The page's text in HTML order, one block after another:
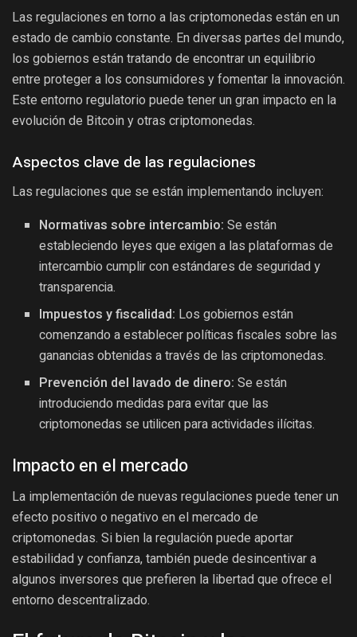
Las regulaciones en torno a las criptomonedas están en un
estado de cambio constante. En diversas partes del mundo,
los gobiernos están tratando de encontrar un equilibrio
entre proteger a los consumidores y fomentar la innovación.
Este entorno regulatorio puede tener un gran impacto en la
evolución de Bitcoin y otras criptomonedas.
Aspectos clave de las regulaciones
Las regulaciones que se están implementando incluyen:
Normativas sobre intercambio: Se están
estableciendo leyes que exigen a las plataformas de
intercambio cumplir con estándares de seguridad y
transparencia.
Impuestos y fiscalidad: Los gobiernos están
comenzando a establecer políticas fiscales sobre las
ganancias obtenidas a través de las criptomonedas.
Prevención del lavado de dinero: Se están
introduciendo medidas para evitar que las
criptomonedas se utilicen para actividades ilícitas.
Impacto en el mercado
La implementación de nuevas regulaciones puede tener un
efecto positivo o negativo en el mercado de
criptomonedas. Si bien la regulación puede aportar
estabilidad y confianza, también puede desincentivar a
algunos inversores que prefieren la libertad que ofrece el
entorno descentralizado.